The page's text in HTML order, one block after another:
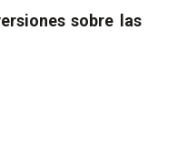
sobre las